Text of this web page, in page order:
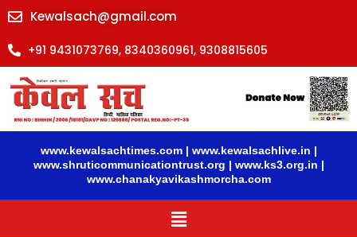
to
content
Kewalsach@gmail.com
+91 9431073769, 8340360961, 9308815605
www.kewalsachtimes.com| www.kewalsachlive.in |
www.shruticommunicationtrust.org | www.ks3.org.in |
www.chanakyavikashmorcha.com
Menu